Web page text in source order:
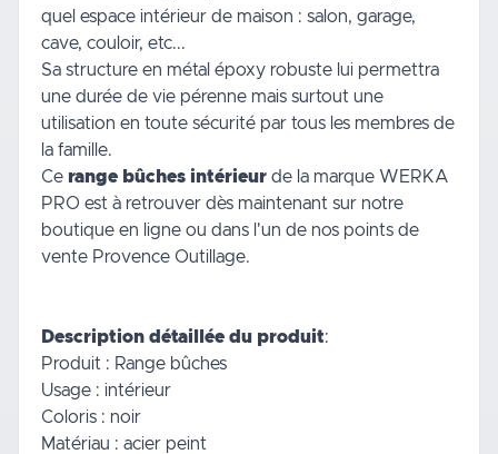
quel espace intérieur de maison : salon, garage,
cave, couloir, etc...
Sa structure en métal époxy robuste lui permettra
une durée de vie pérenne mais surtout une
utilisation en toute sécurité par tous les membres de
la famille.
Ce range bûches intérieur de la marque WERKA
PRO est à retrouver dès maintenant sur notre
boutique en ligne ou dans l'un de nos points de
vente Provence Outillage.
Description détaillée du produit:
Produit : Range bûches
Usage : intérieur
Coloris : noir
Matériau : acier peint